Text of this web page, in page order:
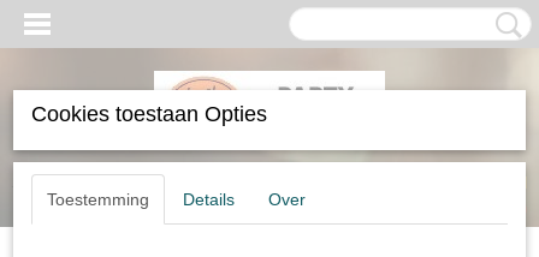
Inloggen Registreren
Cookies toestaan Opties
Toestemming Details Over